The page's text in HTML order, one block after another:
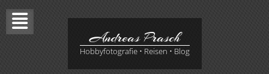
content
Andreas Prasch
Hobbyfotografie • Reisen • Blog